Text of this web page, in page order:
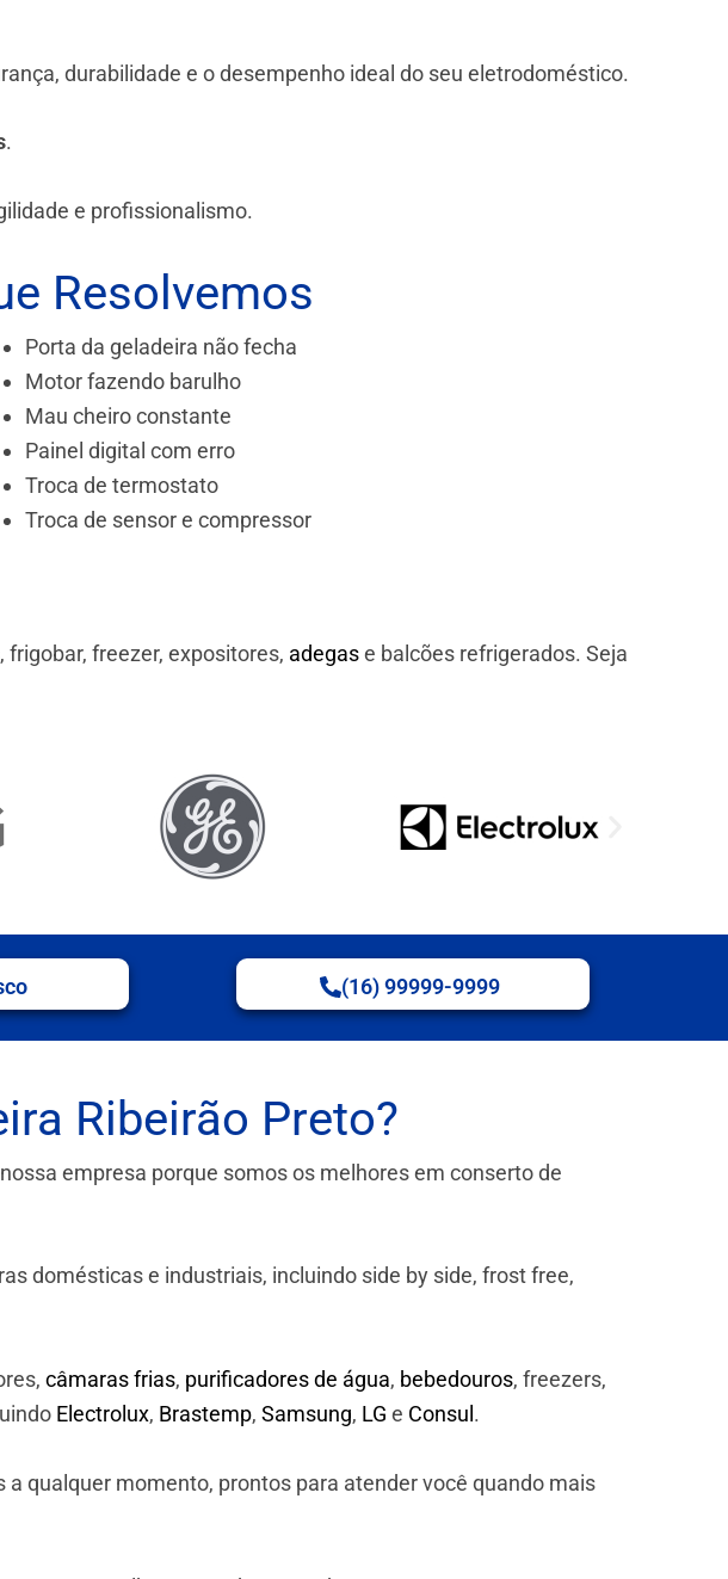
durabilidade e o desempenho ideal do seu eletrodoméstico.
.
e profissionalismo.
Resolvemos
Porta da geladeira não fecha
Motor fazendo barulho
Mau cheiro constante
Painel digital com erro
Troca de termostato
Troca de sensor e compressor
freezer, expositores, adegase balcões refrigerados. Seja
(16) 99999-9999
Ribeirão Preto?
empresa porque somos os melhores em conserto de
domésticas e industriais, incluindo side by side, frost free,
câmaras frias, purificadores de água, bebedouros, freezers,
Electrolux, Brastemp, Samsung, LG e Consul .
qualquer momento, prontos para atender você quando mais